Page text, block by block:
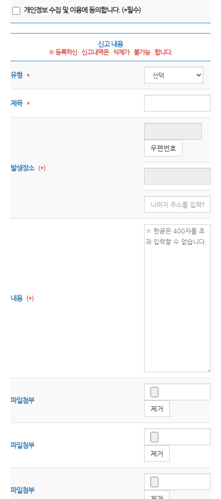
개인정보 수집 및 이용에 동의합니다. (*필수)
신고 내용
※ 등록하신   신고내역은   삭제가   불가능   합니다.
유형 *
제목 *
발생장소 (*)
우편번호
내용 (*)
파일첨부
제거
파일첨부
제거
파일첨부